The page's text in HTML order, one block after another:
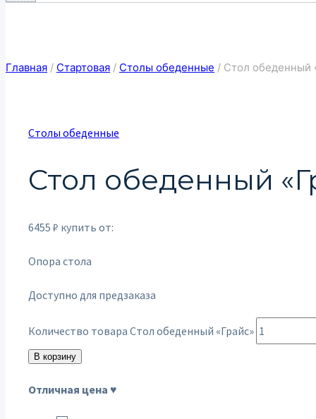
Главная / Стартовая / Столы обеденные / Стол обеденный
Столы обеденные
Стол обеденный
6455 ₽ купить от:
Опора стола
Доступно для предзаказа
Количество товара Стол обеденный «Грайс»
В корзину
Отличная цена ♥